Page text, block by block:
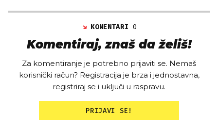
KOMENTARI0
Komentiraj, znaš da želiš!
Za komentiranje je potrebno prijaviti se. Nemaš
korisnički račun? Registracija je brza i jednostavna,
registriraj se i uključi u raspravu.
PRIJAVI SE!